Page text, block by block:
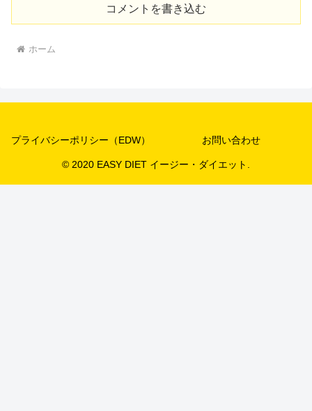
コメントを書き込む
ホーム
プライバシーポリシー（EDW） お問い合わせ
© 2020 EASY DIET イージー・ダイエット.